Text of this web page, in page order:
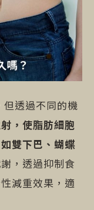
但透過不同的機
，使脂肪細胞
雙下巴、蝴蝶
，透過抑制食
減重效果，適